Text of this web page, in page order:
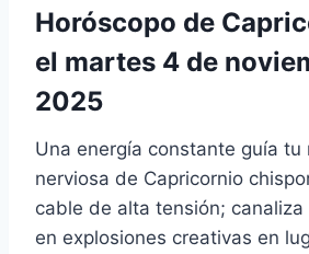
Horóscopo de
el martes 4 de
2025
Una energía constante guía tu
nerviosa de Capricornio
cable de alta tensión;
en explosiones creativas en